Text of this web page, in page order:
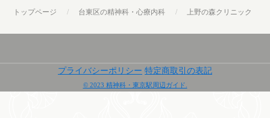
トップページ 台東区の精神科・心療内科 上野の森クリニック
プライバシーポリシー 特定商取引の表記
© 2023 精神科・東京駅周辺ガイド.